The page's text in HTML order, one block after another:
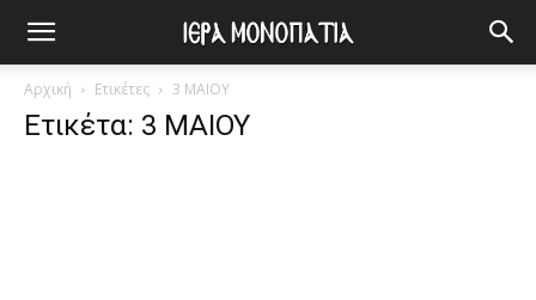
Αρχική Ετικέτες 3 ΜΑΙΟΥ
Ετικέτα: 3 ΜΑΙΟΥ